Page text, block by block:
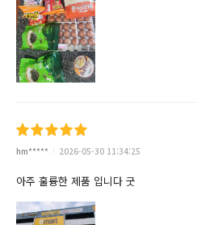
hm***** 2026-05-30 11:34:25
아주 훌륭한 제품 입니다 굿